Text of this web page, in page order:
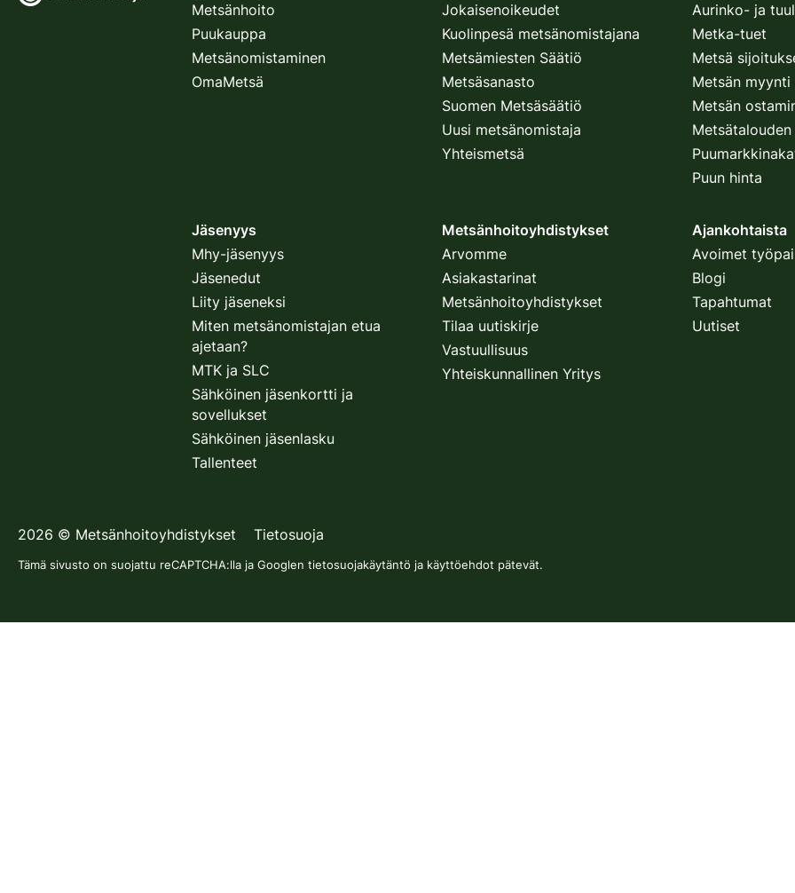
Metsänhoito
Puukauppa
Metsänomistaminen
OmaMetsä
Jokaisenoikeudet
Kuolinpesä metsänomistajana
Metsämiesten Säätiö
Metsäsanasto
Suomen Metsäsäätiö
Uusi metsänomistaja
Yhteismetsä
Aurinko- ja
Metka-tuet
Metsä
Metsän myynti
Metsän
Puun hinta
Jäsenyys
Mhy-jäsenyys
Jäsenedut
Liity jäseneksi
Miten metsänomistajan etua
ajetaan?
MTK ja SLC
Sähköinen jäsenkortti ja
sovellukset
Sähköinen jäsenlasku
Tallenteet
Metsänhoitoyhdistykset
Arvomme
Asiakastarinat
Metsänhoitoyhdistykset
Tilaa uutiskirje
Vastuullisuus
Yhteiskunnallinen Yritys
Ajankohtaista
Avoimet
Blogi
Tapahtumat
Uutiset
2026 © Metsänhoitoyhdistykset Tietosuoja
Tämä sivusto on suojattu reCAPTCHA:lla ja Googlen tietosuojakäytäntö ja käyttöehdot pätevät.